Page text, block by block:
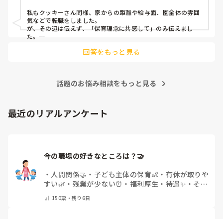
今回は、今少し治まっている痛みがぶり返したどうしようと
いう思いもあり、ちょっと無理かも…と思い始めています。
まだ急性期ということと、昔、夫が腰を痛めてすぐに整骨院
に行ってより酷くなって帰ってきたことがあり、怖くて行け
私もクッキーさん同様、家からの距離や給与面、園全体の雰囲
気などで転職をしました。
が、その辺は伝えず、「保育理念に共感して」のみ伝えまし
た。
回答をもっと見る
話題のお悩み相談をもっと見る
最近のリアルアンケート
・ 人間関係🤝 ・ 子ども主体の保育👶 ・ 有休が取りや
すい🌿 ・ 残業が少ない⏰ ・ 福利厚生・待遇✨ ・ その
150票・残り6日